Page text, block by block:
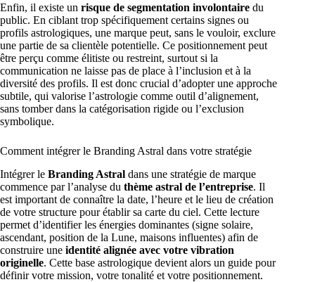
Enfin, il existe un risque de segmentation involontaire du
public. En ciblant trop spécifiquement certains signes ou
profils astrologiques, une marque peut, sans le vouloir, exclure
une partie de sa clientèle potentielle. Ce positionnement peut
être perçu comme élitiste ou restreint, surtout si la
communication ne laisse pas de place à l’inclusion et à la
diversité des profils. Il est donc crucial d’adopter une approche
subtile, qui valorise l’astrologie comme outil d’alignement,
sans tomber dans la catégorisation rigide ou l’exclusion
symbolique.
Comment intégrer le Branding Astral dans votre stratégie
Intégrer le Branding Astral dans une stratégie de marque
commence par l’analyse du thème astral de l’entreprise. Il
est important de connaître la date, l’heure et le lieu de création
de votre structure pour établir sa carte du ciel. Cette lecture
permet d’identifier les énergies dominantes (signe solaire,
ascendant, position de la Lune, maisons influentes) afin de
construire une identité alignée avec votre vibration
originelle. Cette base astrologique devient alors un guide pour
définir votre mission, votre tonalité et votre positionnement.